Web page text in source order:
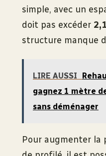
simple, avec un
doit pas excéder
structure manque
LIRE AUSSI
gagnez 1 mètre
sans déménager
Pour augmenter la